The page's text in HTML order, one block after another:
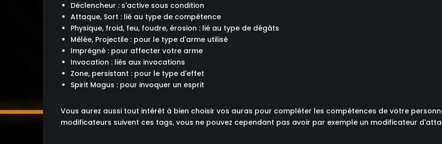
Déclencheur : s'active sous condition
Attaque, Sort : lié au type de compétence
Physique, froid, feu, foudre, érosion : lié au type de dégâts
Mêlée, Projectile : pour le type d'arme utilisé
Imprégné : pour affecter votre arme
Invocation : liés aux invocations
Zone, persistant : pour le type d'effet
Spirit Magus : pour invoquer un esprit
Vous aurez aussi tout intérêt à bien choisir vos auras pour compléter les compétences de votre
modificateurs suivent ces tags, vous ne pouvez cependant pas avoir par exemple un modificateur